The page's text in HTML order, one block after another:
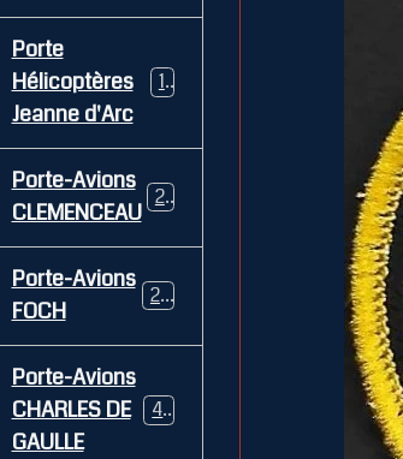
Porte
Hélicoptères
Jeanne d'Arc
12
Porte-Avions
CLEMENCEAU
26
Porte-Avions
FOCH
29
Porte-Avions
CHARLES DE
GAULLE
469